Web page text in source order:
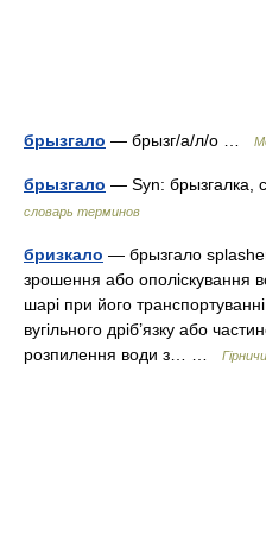
брызгало — брызг/а/л/о …
брызгало — Syn: брызгалка,
словарь терминов
бризкало — брызгало
зрошення або ополіскування
шарі при його
вугільного дріб’язку або
розпилення води з… …